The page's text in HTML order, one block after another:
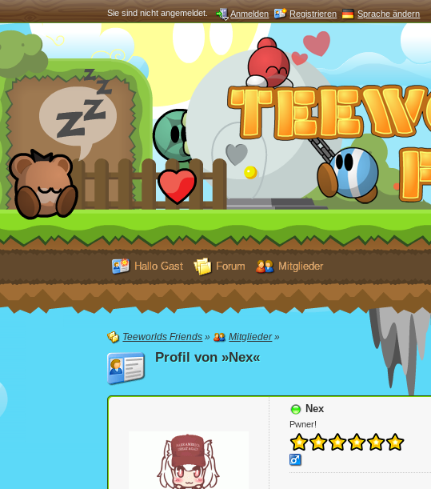
Sie sind nicht angemeldet. Anmelden Registrieren Sprache ändern
Hallo Gast Forum Mitglieder
Teeworlds Friends » Mitglieder»
Profil von »Nex«
Nex
Pwner!